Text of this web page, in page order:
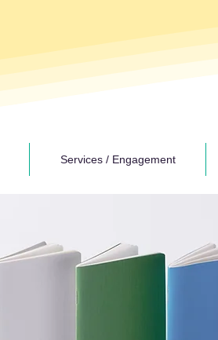
Services / Engagement